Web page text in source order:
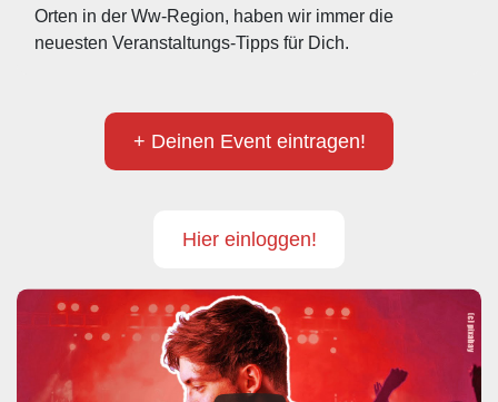
Orten in der Ww-Region, haben wir immer die
neuesten Veranstaltungs-Tipps für Dich.
+ Deinen Event eintragen!
Hier einloggen!